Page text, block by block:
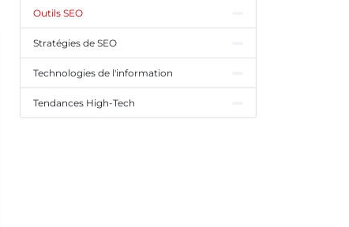
Outils SEO
Stratégies de SEO
Technologies de l'information
Tendances High-Tech